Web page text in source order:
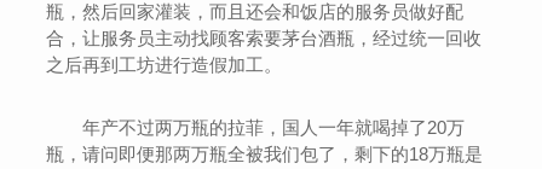
瓶，然后回家灌装，而且还会和饭店的服务员做好配
合，让服务员主动找顾客索要茅台酒瓶，经过统一回收
之后再到工坊进行造假加工。
年产不过两万瓶的拉菲，国人一年就喝掉了20万
瓶，请问即便那两万瓶全被我们包了，剩下的18万瓶是